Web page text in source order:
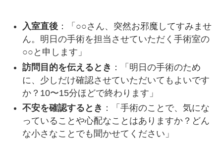
入室直後：「○○さん、突然お邪魔してすみませ
ん。明日の手術を担当させていただく手術室の
○○と申します」
訪問目的を伝えるとき ：「明日の手術のため
に、少しだけ確認させていただいてもよいです
か？10〜15分ほどで終わります」
不安を確認するとき ：「手術のことで、気にな
っていることや心配なことはありますか？どん
な小さなことでも聞かせてください」